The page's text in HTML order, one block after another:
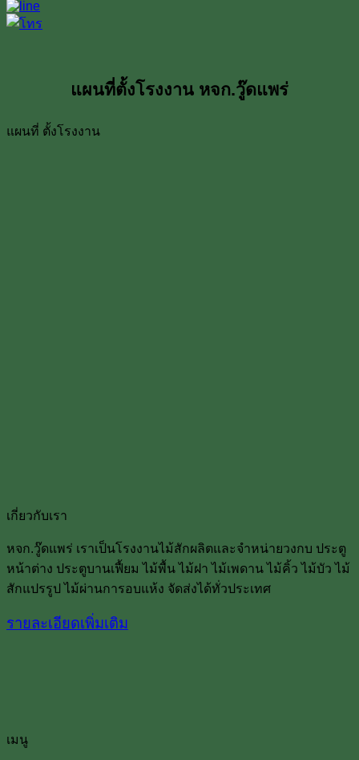
แผนที่ตั้งโรงงาน หจก.วู๊ดแพร่
แผนที่ ตั้งโรงงาน
เกี่ยวกับเรา
หจก.วู๊ดแพร่ เราเป็นโรงงานไม้สักผลิตและจำหน่ายวงกบ ประตู
หน้าต่าง ประตูบานเฟื้ยม ไม้พื้น ไม้ฝา ไม้เพดาน ไม้คิ้ว ไม้บัว ไม้
สักแปรรูป ไม้ผ่านการอบแห้ง จัดส่งได้ทั่วประเทศ
รายละเอียดเพิ่มเติม
เมนู